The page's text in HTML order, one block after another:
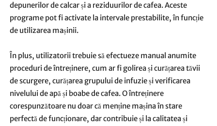
depunerilor de calcar și a reziduurilor de cafea. Aceste
programe pot fi activate la intervale prestabilite, în funcție
de utilizarea mașinii.
În plus, utilizatorii trebuie să efectueze manual anumite
proceduri de întreținere, cum ar fi golirea și curățarea tăvii
de scurgere, curățarea grupului de infuzie și verificarea
nivelului de apă și boabe de cafea. O întreținere
corespunzătoare nu doar că menține mașina în stare
perfectă de funcționare, dar contribuie și la calitatea și